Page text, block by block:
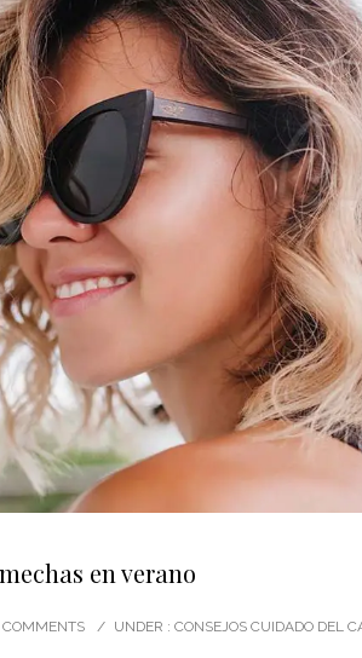
en verano
/ UNDER : CONSEJOS CUIDADO DEL